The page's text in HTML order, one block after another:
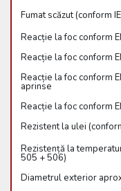
Fumat scăzut (conform
Reacție la foc conform
Reacție la foc conform
Reacție la foc conform
aprinse
Reacție la foc conform
Rezistent la ulei
Rezistență la
505 + 506)
Diametrul exterior